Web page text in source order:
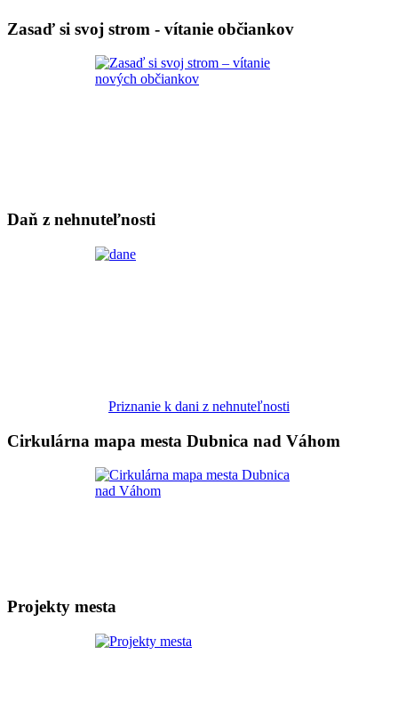
Zasaď si svoj strom - vítanie občiankov
Daň z nehnuteľnosti
Priznanie k dani z nehnuteľnosti
Cirkulárna mapa mesta Dubnica nad Váhom
Projekty mesta